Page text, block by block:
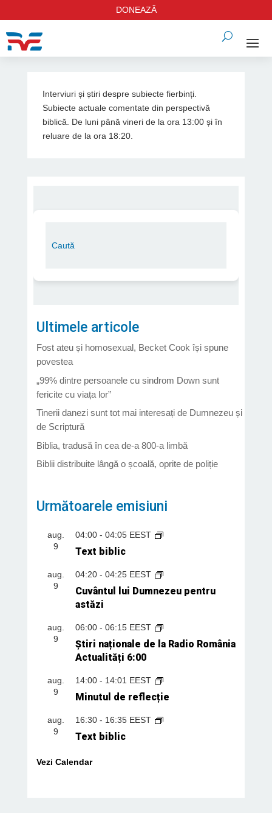
DONEAZĂ
Interviuri și știri despre subiecte fierbinți.
Subiecte actuale comentate din perspectivă
biblică. De luni până vineri de la ora 13:00 și în
reluare de la ora 18:20.
Ultimele articole
Fost ateu și homosexual, Becket Cook își spune
povestea
„99% dintre persoanele cu sindrom Down sunt
fericite cu viața lor”
Tinerii danezi sunt tot mai interesați de Dumnezeu și
de Scriptură
Biblia, tradusă în cea de-a 800-a limbă
Biblii distribuite lângă o școală, oprite de poliție
Următoarele emisiuni
aug.
9
04:00- 04:05 EEST
Text biblic
aug.
9
04:20- 04:25 EEST
Cuvântul lui Dumnezeu pentru
astăzi
aug.
9
06:00- 06:15 EEST
Știri naționale de la Radio România
Actualități 6:00
aug.
9
14:00- 14:01 EEST
Minutul de reflecție
aug.
9
16:30- 16:35 EEST
Text biblic
Vezi Calendar